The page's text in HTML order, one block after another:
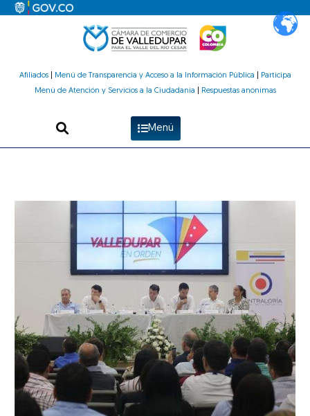
Afiliados| Menú de Transparencia y Acceso a la Información Pública
Participa
Menú de Atención y Servicios a la Ciudadanía
Respuestas anónimas
Menú